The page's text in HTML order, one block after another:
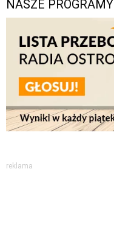
NASZE PROGRAMY
reklama